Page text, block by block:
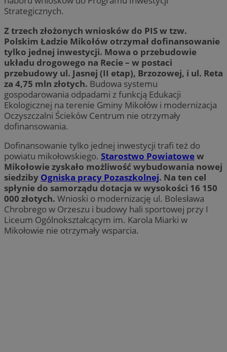
Strategicznych.
Z trzech złożonych wniosków do PIS w tzw.
Polskim Ładzie Mikołów otrzymał dofinansowanie
tylko jednej inwestycji. Mowa o przebudowie
układu drogowego na Recie – w postaci
przebudowy ul. Jasnej (II etap), Brzozowej, i ul. Reta
za 4,75 mln złotych. Budowa systemu
gospodarowania odpadami z funkcją Edukacji
Ekologicznej na terenie Gminy Mikołów i modernizacja
Oczyszczalni Ścieków Centrum nie otrzymały
dofinansowania.
Dofinansowanie tylko jednej inwestycji trafi też do
powiatu mikołowskiego. Starostwo Powiatowew
Mikołowie zyskało możliwość wybudowania nowej
siedziby Ogniska pracy Pozaszkolnej. Na ten cel
spłynie do samorządu dotacja w wysokości 16 150
000 złotych. Wnioski o modernizację ul. Bolesława
Chrobrego w Orzeszu i budowy hali sportowej przy I
Liceum Ogólnokształcącym im. Karola Miarki w
Mikołowie nie otrzymały wsparcia.